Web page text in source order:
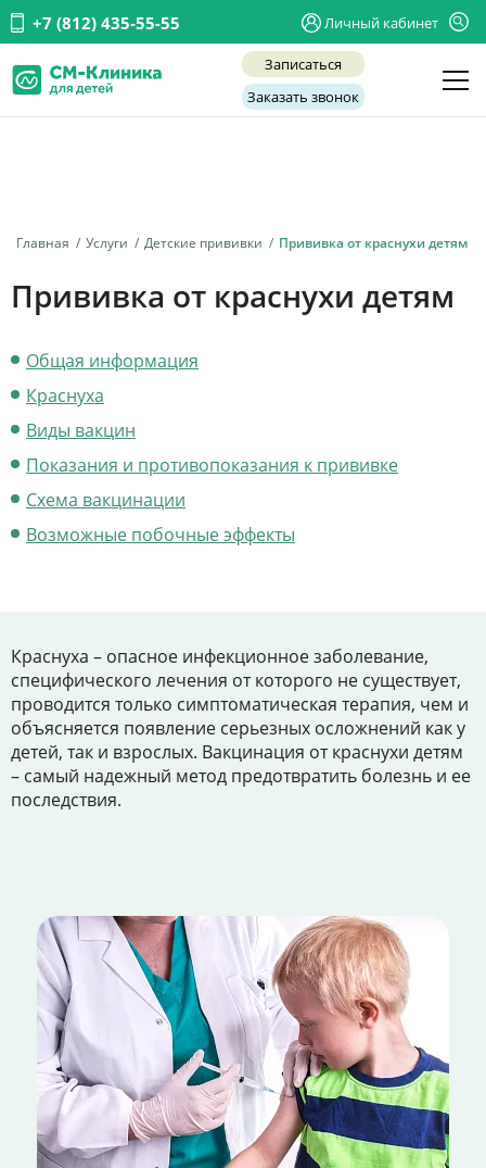
+7 (812) 435-55-55 Личный кабинет
Записаться
Заказать звонок
Главная Услуги Детские прививки Прививка от краснухи детям
Прививка от краснухи детям
Общая информация
Краснуха
Виды вакцин
Показания и противопоказания к прививке
Схема вакцинации
Возможные побочные эффекты
Краснуха – опасное инфекционное заболевание,
специфического лечения от которого не существует,
проводится только симптоматическая терапия, чем и
объясняется появление серьезных осложнений как у
детей, так и взрослых. Вакцинация от краснухи детям
– самый надежный метод предотвратить болезнь и ее
последствия.
Услуги
О нас
Акции
Контакты
+7 (812) 435-55-55
Записаться на приём